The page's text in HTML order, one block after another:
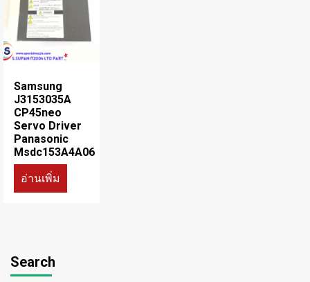
Samsung
J3153035A
CP45neo
Servo Driver
Panasonic
Msdc153A4A06
อ่านเพิ่ม
Search